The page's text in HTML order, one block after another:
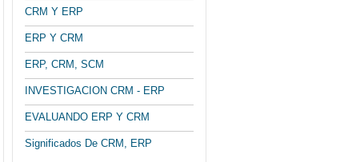
CRM Y ERP
ERP Y CRM
ERP, CRM, SCM
INVESTIGACION CRM - ERP
EVALUANDO ERP Y CRM
Significados De CRM, ERP